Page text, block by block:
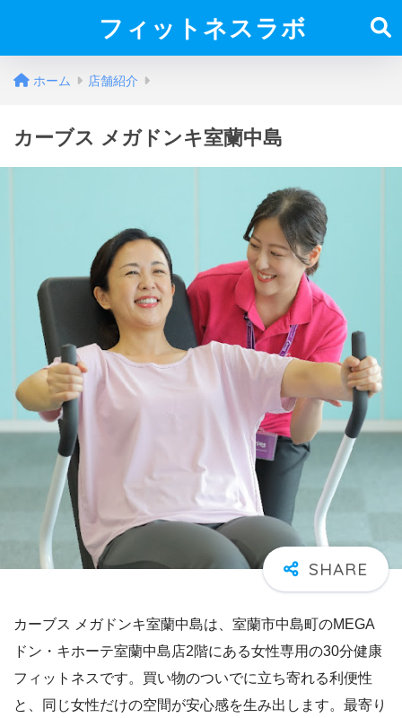
フィットネスラボ
ホーム 店舗紹介
カーブス メガドンキ室蘭中島
カーブス メガドンキ室蘭中島は、室蘭市中島町のMEGA
ドン・キホーテ室蘭中島店2階にある女性専用の30分健康
フィットネスです。買い物のついでに立ち寄れる利便性
と、同じ女性だけの空間が安心感を生み出します。最寄り